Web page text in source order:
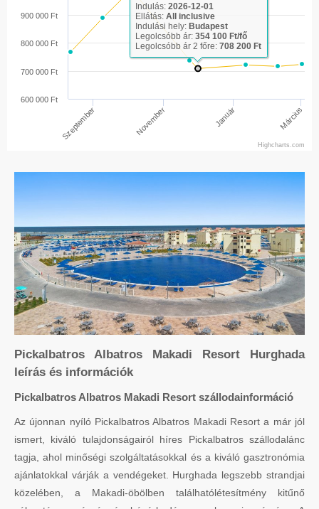
Szeptember November Január Március
600 000 Ft
700 000 Ft
800 000 Ft
900 000 Ft
Highcharts.com
Indulás: 2026-12-01
Ellátás: All inclusive
Indulási hely: Budapest
Legolcsóbb ár: 354 100 Ft/fő
Legolcsóbb ár 2 főre: 708 200 Ft
Pickalbatros Albatros Makadi Resort Hurghada
leírás és információk
Pickalbatros Albatros Makadi Resort szállodainformáció
Az újonnan nyíló Pickalbatros Albatros Makadi Resort a már jól
ismert, kiváló tulajdonságairól híres Pickalbatros szállodalánc
tagja, ahol minőségi szolgáltatásokkal és a kiváló gasztronómia
ajánlatokkal várják a vendégeket. Hurghada legszebb strandjai
közelében, a Makadi-öbölben találhatólétesítmény kitűnő